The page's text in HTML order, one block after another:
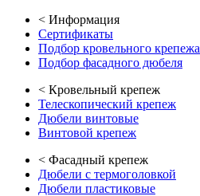
< Информация
Сертификаты
Подбор кровельного крепежа
Подбор фасадного дюбеля
< Кровельный крепеж
Телескопический крепеж
Дюбели винтовые
Винтовой крепеж
< Фасадный крепеж
Дюбели с термоголовкой
Дюбели пластиковые